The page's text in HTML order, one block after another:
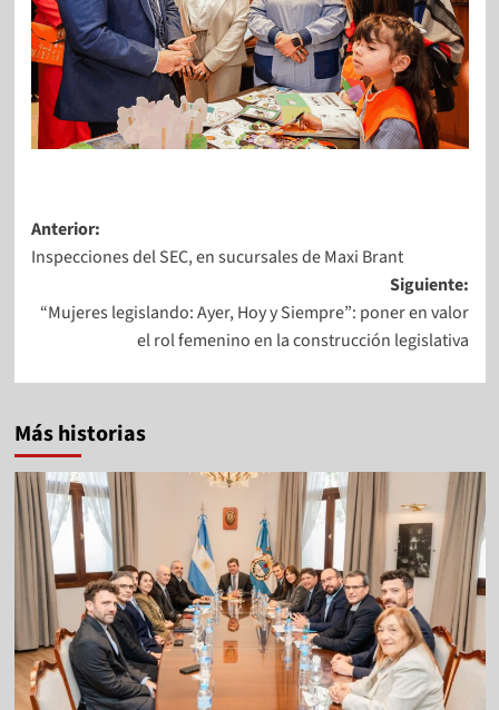
Anterior:
Inspecciones del SEC, en sucursales de Maxi Brant
Siguiente:
“Mujeres legislando: Ayer, Hoy y Siempre”: poner en valor
el rol femenino en la construcción legislativa
Más historias